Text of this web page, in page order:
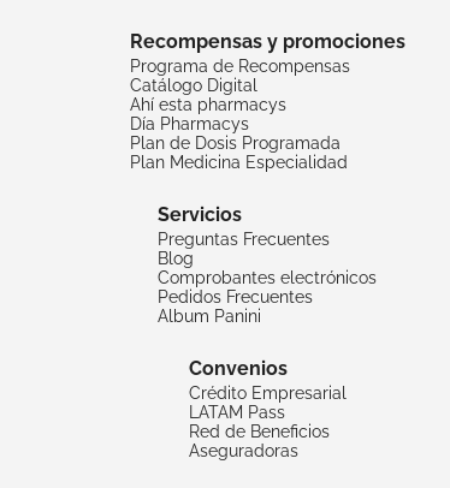
Recompensas y promociones
Programa de Recompensas
Catálogo Digital
Ahí esta pharmacys
Día Pharmacys
Plan de Dosis Programada
Plan Medicina Especialidad
Servicios
Preguntas Frecuentes
Blog
Comprobantes electrónicos
Pedidos Frecuentes
Album Panini
Convenios
Crédito Empresarial
LATAM Pass
Red de Beneficios
Aseguradoras